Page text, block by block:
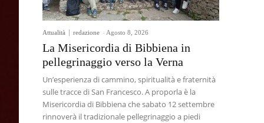
Attualità redazione - Agosto 8, 2026
La Misericordia di Bibbiena in
pellegrinaggio verso la Verna
Un’esperienza di cammino, spiritualità e fraternità
sulle tracce di San Francesco. A proporla è la
Misericordia di Bibbiena che sabato 12 settembre
rinnoverà il tradizionale pellegrinaggio a piedi